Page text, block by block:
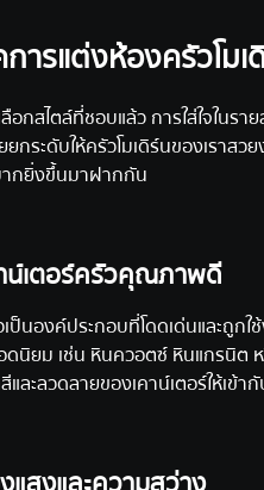
ารแต่งห้องครัวโม
อกสไตล์ที่ชอบแล้ว การใส่ใจในรา
ระดับให้ครัวโมเดิร์นของเราสว
กยิ่งขึ้นมาฝากกัน
าน์เตอร์ครัวคุณภาพดี
เป็นองค์ประกอบที่โดดเด่นและถู
นิยม เช่น หินควอตซ์ หินแกรนิต ห
และลวดลายของเคาน์เตอร์ให้เข้